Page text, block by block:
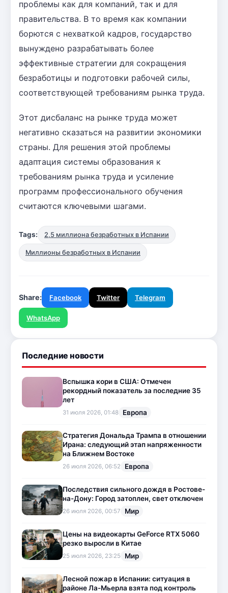
проблемы как для компаний, так и для
правительства. В то время как компании
борются с нехваткой кадров, государство
вынуждено разрабатывать более
эффективные стратегии для сокращения
безработицы и подготовки рабочей силы,
соответствующей требованиям рынка труда.
Этот дисбаланс на рынке труда может
негативно сказаться на развитии экономики
страны. Для решения этой проблемы
адаптация системы образования к
требованиям рынка труда и усиление
программ профессионального обучения
считаются ключевыми шагами.
Tags: 2,5 миллиона безработных в Испании
Миллионы безработных в Испании
Share: Facebook Twitter Telegram
WhatsApp
Последние новости
Вспышка кори в США: Отмечен
рекордный показатель за последние 35
лет
31 июля 2026, 01:48 Европа
Стратегия Дональда Трампа в отношении
Ирана: следующий этап напряженности
на Ближнем Востоке
26 июля 2026, 06:52 Европа
Последствия сильного дождя в Ростове-
на-Дону: Город затоплен, свет отключен
26 июля 2026, 00:57 Мир
Цены на видеокарты GeForce RTX 5060
резко выросли в Китае
25 июля 2026, 23:25 Мир
Лесной пожар в Испании: ситуация в
районе Ла-Мьерла взята под контроль